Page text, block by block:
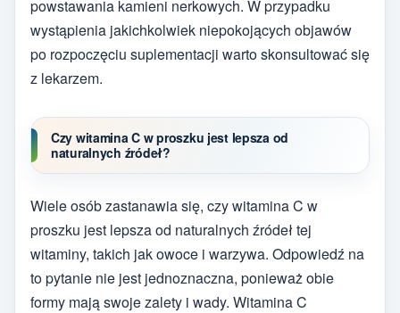
powstawania kamieni nerkowych. W przypadku
wystąpienia jakichkolwiek niepokojących objawów
po rozpoczęciu suplementacji warto skonsultować się
z lekarzem.
Czy witamina C w proszku jest lepsza od
naturalnych źródeł?
Wiele osób zastanawia się, czy witamina C w
proszku jest lepsza od naturalnych źródeł tej
witaminy, takich jak owoce i warzywa. Odpowiedź na
to pytanie nie jest jednoznaczna, ponieważ obie
formy mają swoje zalety i wady. Witamina C